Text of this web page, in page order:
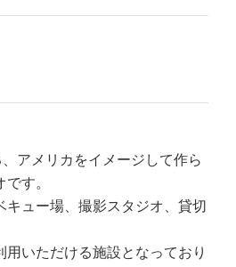
アメリカをイメージして作ら
す。
キュー場、撮影スタジオ、貸切
用いただける施設となっており